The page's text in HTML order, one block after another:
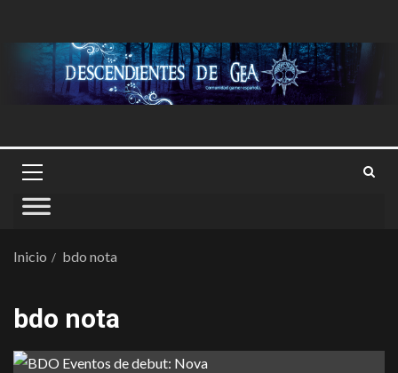
Inicio bdo nota
bdo nota